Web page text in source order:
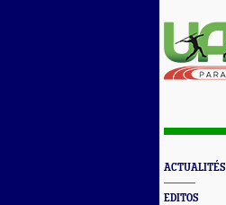
ACTUALITÉS
EDITOS